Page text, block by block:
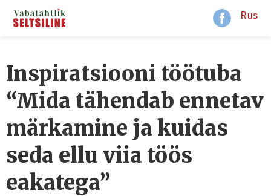
Rus
Inspiratsiooni töötuba
“Mida tähendab ennetav
märkamine ja kuidas
seda ellu viia töös
eakatega”